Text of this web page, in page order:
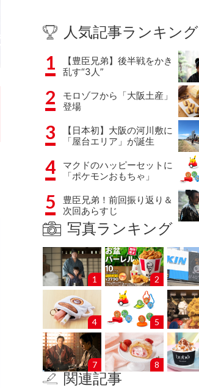
人気記事ランキング
1
【豊臣兄弟】後半戦をかき
乱す“3人”
2
モロゾフから「大阪土産」
登場
3
【日本初】大阪の河川敷に
「屋台エリア」が誕生
4
マクドのハッピーセットに
「ポケモンおもちゃ」
5
豊臣兄弟！前回振り返り＆
次回あらすじ
写真ランキング
1 2
4 5
7 8
関連記事